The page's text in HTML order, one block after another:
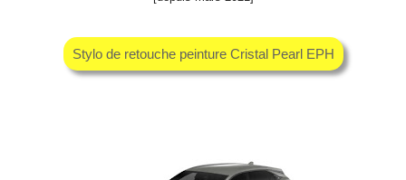
Stylo de retouche peinture Cristal Pearl EPH